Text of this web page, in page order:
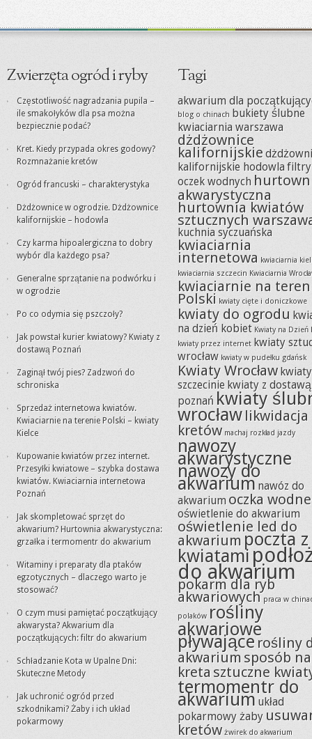
Zwierzęta ogród i ryby
Częstotliwość nagradzania pupila –
ile smakołyków dla psa można
bezpiecznie podać?
Kret. Kiedy przypada okres godowy?
Rozmnażanie kretów
Ogród francuski – charakterystyka
Dżdżownice w ogrodzie. Dżdżownice
kalifornijskie – hodowla
Czy karma hipoalergiczna to dobry
wybór dla każdego psa?
Generalne sprzątanie na podwórku i
w ogrodzie
Po co odymia się pszczoły?
Jak powstał kurier kwiatowy? Kwiaty z
dostawą Poznań
Zaginął twój pies? Zadzwoń do
schroniska
Sprzedaż internetowa kwiatów.
Kwiaciarnie na terenie Polski – kwiaty
Kielce
Kupowanie kwiatów przez internet.
Przesyłki kwiatowe – szybka dostawa
kwiatów. Kwiaciarnia internetowa
Poznań
Jak skompletować sprzęt do
akwarium? Hurtownia akwarystyczna:
grzałka i termomentr do akwarium
Witaminy i preparaty dla ptaków
egzotycznych – dlaczego warto je
stosować?
O czym musi pamiętać początkujący
akwarysta? Akwarium dla
początkujących: filtr do akwarium
Schładzanie Kota w Upalne Dni:
Skuteczne Metody
Jak uchronić ogród przed
szkodnikami? Żaby i ich układ
pokarmowy
Tagi
akwarium dla
blog o chinach bukiety ślubne
kwiaciarnia warszawa
dżdżownice
kalifornijskie
kalifornijskie hodowla filtry
oczek wodnych
akwarystyczna
hurtownia kwiatów
sztucznych
kuchnia syczuańska
kwiaciarnia
internetowa kwiaciarnia
kwiaciarnia szczecin Kwiaciarnia
kwiaciarnie na
Polski kwiaty cięte i doniczkowe
kwiaty do ogrodu
na dzień kobiet Kwiaty na Dzień
kwiaty przez internet kwiaty
wrocław kwiaty w pudełku gdańsk
Kwiaty Wrocław
szczecinie kwiaty z dostawą
poznań kwiaty
wrocław likwidacja
kretów machaj rozkład jazdy
nawozy
akwarystyczne
nawozy do
akwarium nawóz do
akwarium oczka wodne
oświetlenie do akwarium
oświetlenie led do
akwarium poczta z
kwiatami
do akwarium
pokarm dla ryb
akwariowych praca w
polaków rośliny
akwariowe
pływające rośliny
akwarium sposób na
kreta sztuczne
termomentr do
akwarium układ
pokarmowy żaby
kretów żwirek do akwarium